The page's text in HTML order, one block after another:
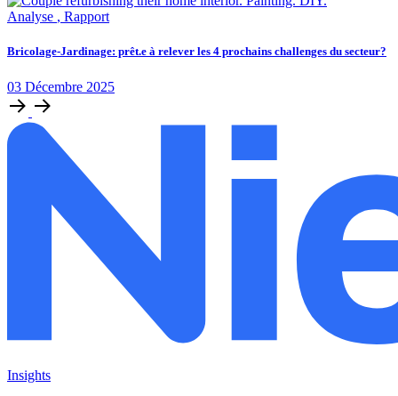
Analyse , Rapport
Bricolage-Jardinage: prêt.e à relever les 4 prochains challenges du secteur?
03 Décembre 2025
Insights